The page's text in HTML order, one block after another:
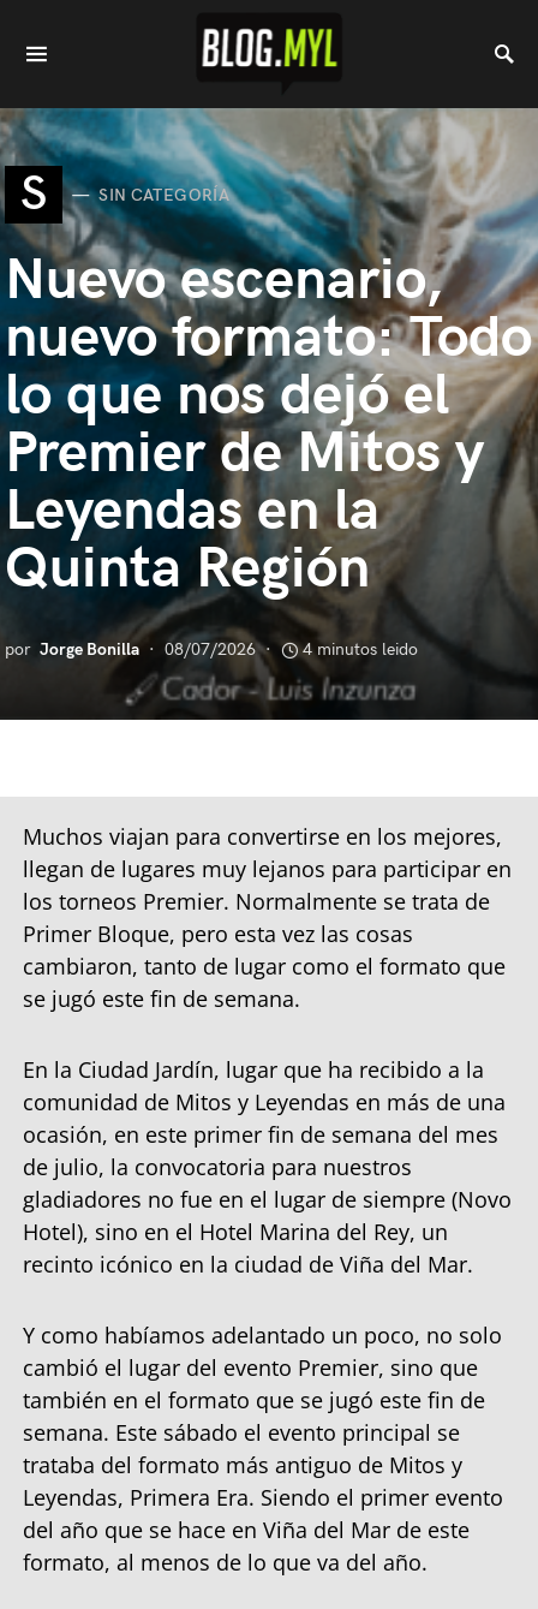
S SIN CATEGORÍA
Nuevo escenario,
nuevo formato: Todo
lo que nos dejó el
Premier de Mitos y
Leyendas en la
Quinta Región
por Jorge Bonilla 08/07/2026 4 minutos leido
Muchos viajan para convertirse en los mejores,
llegan de lugares muy lejanos para participar en
los torneos Premier. Normalmente se trata de
Primer Bloque, pero esta vez las cosas
cambiaron, tanto de lugar como el formato que
se jugó este fin de semana.
En la Ciudad Jardín, lugar que ha recibido a la
comunidad de Mitos y Leyendas en más de una
ocasión, en este primer fin de semana del mes
de julio, la convocatoria para nuestros
gladiadores no fue en el lugar de siempre (Novo
Hotel), sino en el Hotel Marina del Rey, un
recinto icónico en la ciudad de Viña del Mar.
Y como habíamos adelantado un poco, no solo
cambió el lugar del evento Premier, sino que
también en el formato que se jugó este fin de
semana. Este sábado el evento principal se
trataba del formato más antiguo de Mitos y
Leyendas, Primera Era. Siendo el primer evento
del año que se hace en Viña del Mar de este
formato, al menos de lo que va del año.